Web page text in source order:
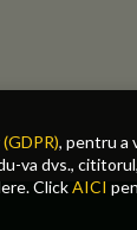
, pentru a
va dvs.,
ClickAICI